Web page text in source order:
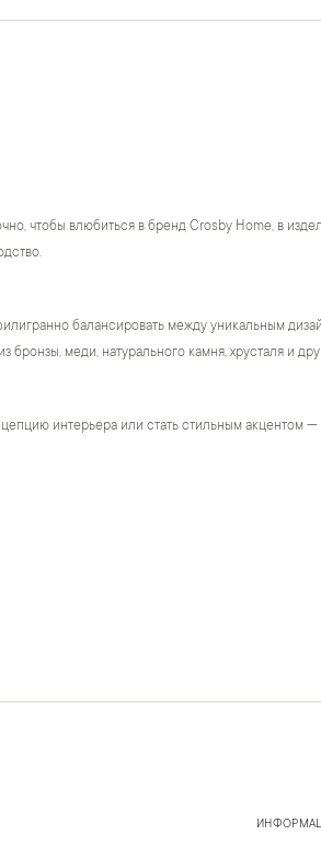
чтобы влюбиться в бренд Crosby Home, в
балансировать между уникальным
бронзы, меди, натурального камня, хрусталя и
интерьера или стать стильным акцентом